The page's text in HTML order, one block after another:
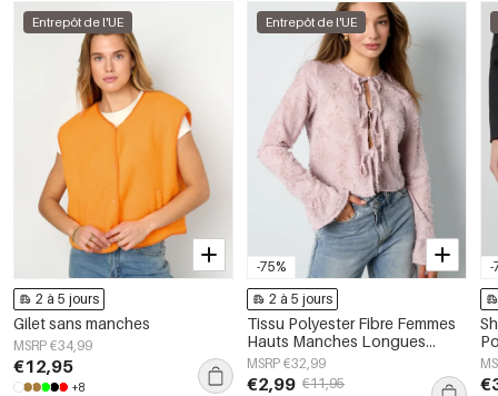
Entrepôt de l'UE
2 à 5 jours
Gilet sans manches
MSRP €34,99
€12,95
+8
-75%
Entrepôt de l'UE
2 à 5 jours
Tissu Polyester Fibre Femmes
Hauts Manches Longues
Élégant Couleur Unie
Printemps/Été
MSRP €32,99
€2,99 €11,95
-